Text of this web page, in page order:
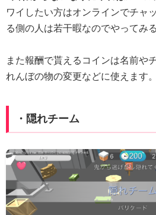
ワイしたい方はオンラインでチャ
る側の人は若干暇なのでやってみ
また報酬で貰えるコインは名前や
れんぼの物の変更などに使えます。
・隠れチーム